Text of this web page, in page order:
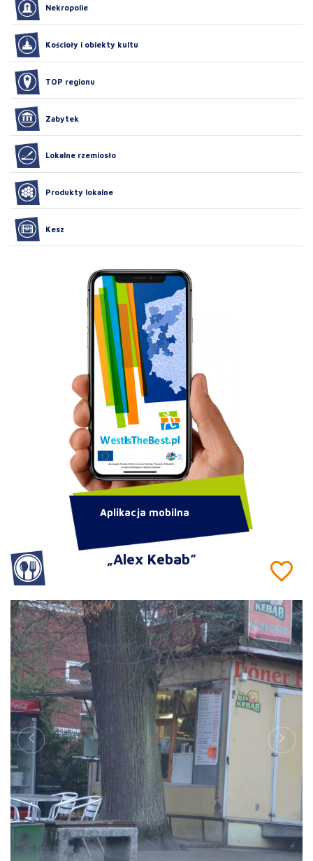
„Alex Kebab”
Nekropolie
Kościoły i obiekty kultu
TOP regionu
Zabytek
Lokalne rzemiosło
Produkty lokalne
Kesz
Aplikacja mobilna